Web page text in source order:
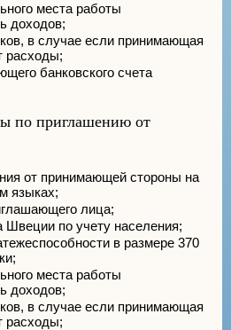
места работы
доходов;
в случае если принимающая
расходы;
банковского счета
по приглашению от
от принимающей стороны на
языках;
лица;
Швеции по учету населения;
в размере 370
места работы
доходов;
в случае если принимающая
расходы;